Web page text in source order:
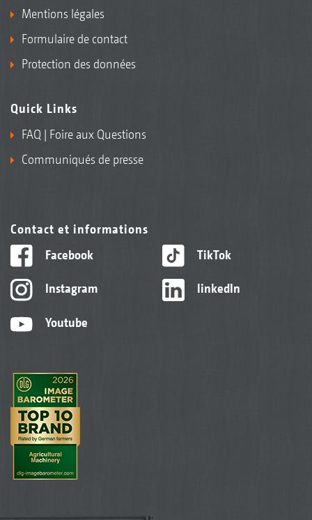
Mentions légales
Formulaire de contact
Protection des données
Quick Links
FAQ | Foire aux Questions
Communiqués de presse
Contact et informations
Facebook
Instagram
Youtube
TikTok
linkedIn